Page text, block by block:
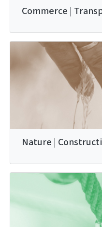
Commerce |
Nature |